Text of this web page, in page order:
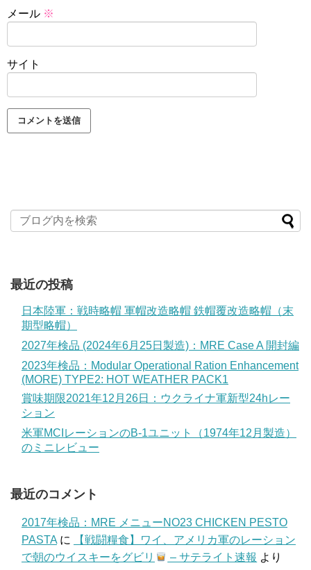
メール ※
サイト
最近の投稿
日本陸軍：戦時略帽 軍帽改造略帽 鉄帽覆改造略帽（末
期型略帽）
2027年検品 (2024年6月25日製造)：MRE Case A 開封編
2023年検品：Modular Operational Ration Enhancement
(MORE) TYPE2: HOT WEATHER PACK1
賞味期限2021年12月26日：ウクライナ軍新型24hレー
ション
米軍MCIレーションのB-1ユニット（1974年12月製造）
のミニレビュー
最近のコメント
2017年検品：MRE メニューNO23 CHICKEN PESTO
PASTA に
【戦闘糧食】ワイ、アメリカ軍のレーション
で朝のウイスキーをグビリ
– サテライト速報 より